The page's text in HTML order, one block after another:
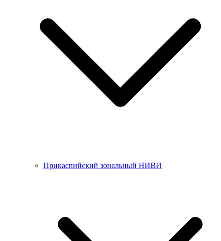
Прикаспийский зональный НИВИ